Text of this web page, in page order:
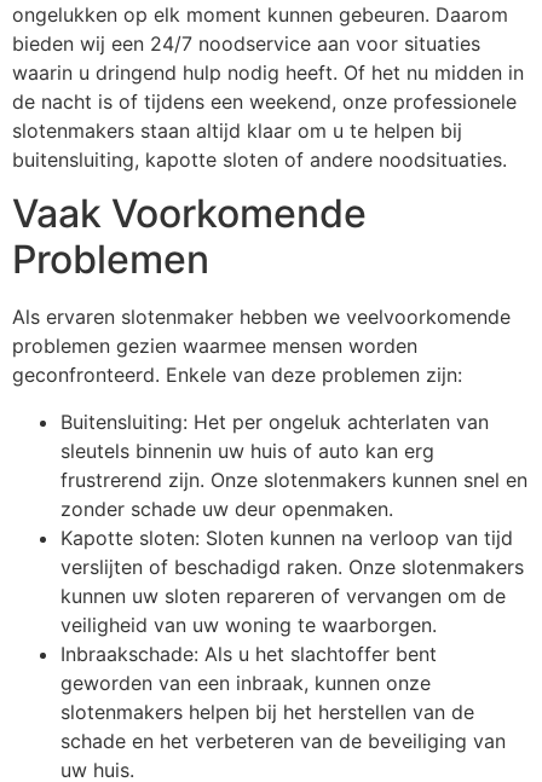
ongelukken op elk moment kunnen gebeuren. Daarom
bieden wij een 24/7 noodservice aan voor situaties
waarin u dringend hulp nodig heeft. Of het nu midden in
de nacht is of tijdens een weekend, onze professionele
slotenmakers staan altijd klaar om u te helpen bij
buitensluiting, kapotte sloten of andere noodsituaties.
Vaak Voorkomende
Problemen
Als ervaren slotenmaker hebben we veelvoorkomende
problemen gezien waarmee mensen worden
geconfronteerd. Enkele van deze problemen zijn:
Buitensluiting: Het per ongeluk achterlaten van
sleutels binnenin uw huis of auto kan erg
frustrerend zijn. Onze slotenmakers kunnen snel en
zonder schade uw deur openmaken.
Kapotte sloten: Sloten kunnen na verloop van tijd
verslijten of beschadigd raken. Onze slotenmakers
kunnen uw sloten repareren of vervangen om de
veiligheid van uw woning te waarborgen.
Inbraakschade: Als u het slachtoffer bent
geworden van een inbraak, kunnen onze
slotenmakers helpen bij het herstellen van de
schade en het verbeteren van de beveiliging van
uw huis.